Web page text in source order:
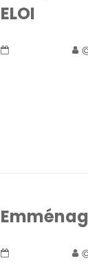
ELOI